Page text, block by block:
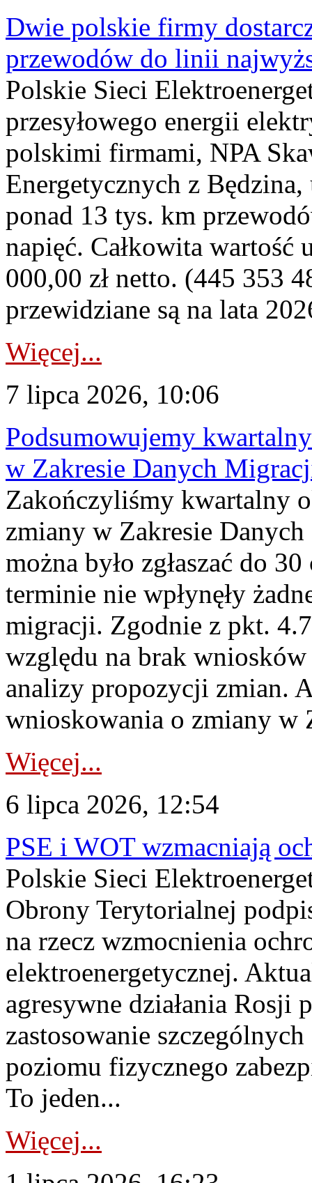
Dwie polskie firmy
przewodów do linii
Polskie Sieci
przesyłowego energii
polskimi firmami, NPA
Energetycznych z
ponad 13 tys. km
napięć. Całkowita
000,00 zł netto. (445 353
przewidziane są na lata
Więcej...
7 lipca 2026, 10:06
Podsumowujemy
w Zakresie Danych
Zakończyliśmy kwartalny
zmiany w Zakresie
można było zgłaszać do
terminie nie wpłynęły
migracji. Zgodnie z pkt.
względu na brak
analizy propozycji zmian.
wnioskowania o zmiany w
Więcej...
6 lipca 2026, 12:54
PSE i WOT wzmacniają
Polskie Sieci
Obrony Terytorialnej
na rzecz wzmocnienia
elektroenergetycznej.
agresywne działania Rosji
zastosowanie
poziomu fizycznego
To jeden...
Więcej...